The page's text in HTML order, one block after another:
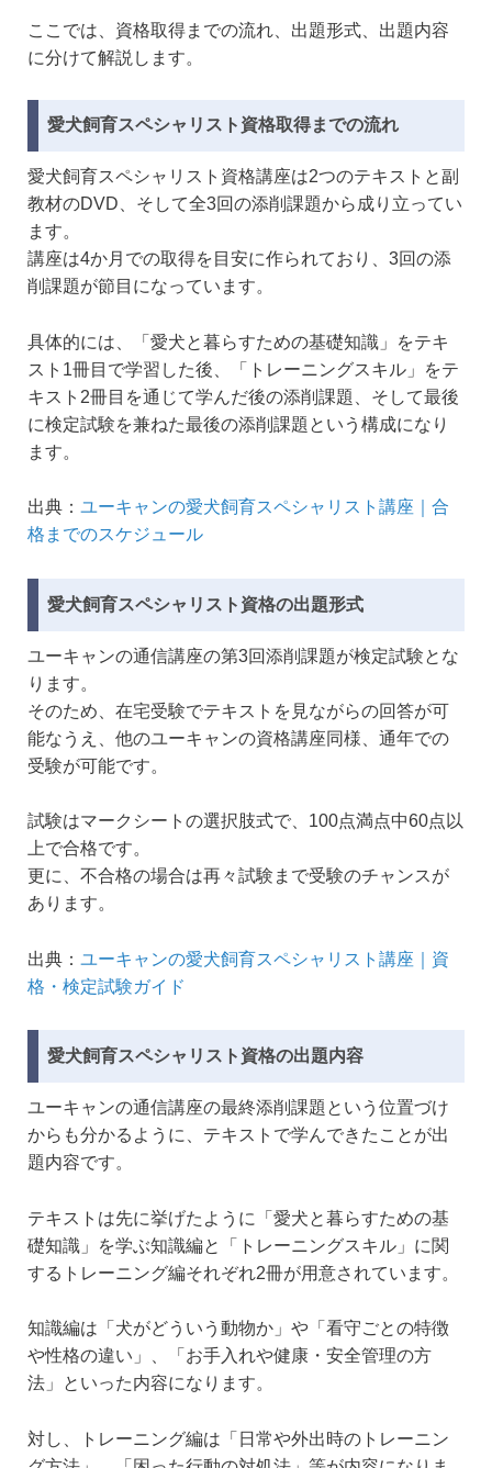
ここでは、資格取得までの流れ、出題形式、出題内容
に分けて解説します。
愛犬飼育スペシャリスト資格取得までの流れ
愛犬飼育スペシャリスト資格講座は2つのテキストと副
教材のDVD、そして全3回の添削課題から成り立ってい
ます。
講座は4か月での取得を目安に作られており、3回の添
削課題が節目になっています。
具体的には、「愛犬と暮らすための基礎知識」をテキ
スト1冊目で学習した後、「トレーニングスキル」をテ
キスト2冊目を通じて学んだ後の添削課題、そして最後
に検定試験を兼ねた最後の添削課題という構成になり
ます。
出典： ユーキャンの愛犬飼育スペシャリスト講座｜合
格までのスケジュール
愛犬飼育スペシャリスト資格の出題形式
ユーキャンの通信講座の第3回添削課題が検定試験とな
ります。
そのため、在宅受験でテキストを見ながらの回答が可
能なうえ、他のユーキャンの資格講座同様、通年での
受験が可能です。
試験はマークシートの選択肢式で、100点満点中60点以
上で合格です。
更に、不合格の場合は再々試験まで受験のチャンスが
あります。
出典： ユーキャンの愛犬飼育スペシャリスト講座｜資
格・検定試験ガイド
愛犬飼育スペシャリスト資格の出題内容
ユーキャンの通信講座の最終添削課題という位置づけ
からも分かるように、テキストで学んできたことが出
題内容です。
テキストは先に挙げたように「愛犬と暮らすための基
礎知識」を学ぶ知識編と「トレーニングスキル」に関
するトレーニング編それぞれ2冊が用意されています。
知識編は「犬がどういう動物か」や「看守ごとの特徴
や性格の違い」、「お手入れや健康・安全管理の方
法」といった内容になります。
対し、トレーニング編は「日常や外出時のトレーニン